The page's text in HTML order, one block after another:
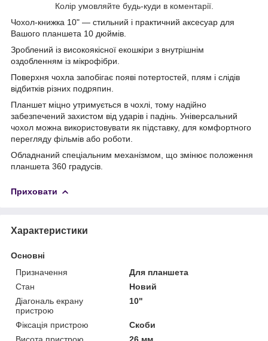
Колір умовляйте будь-куди в коментарії.
Чохол-книжка 10" — стильний і практичний аксесуар для
Вашого планшета 10 дюймів.
Зроблений із високоякісної екошкіри з внутрішнім
оздобленням із мікрофібри.
Поверхня чохла запобігає появі потертостей, плям і слідів
відбитків різних подряпин.
Планшет міцно утримується в чохлі, тому надійно
забезпечений захистом від ударів і падінь. Універсальний
чохол можна використовувати як підставку, для комфортного
перегляду фільмів або роботи.
Обладнаний спеціальним механізмом, що змінює положення
планшета 360 градусів.
Приховати
Характеристики
Основні
Призначення
Для планшета
Стан
Новий
Діагональ екрану
пристрою
10"
Фіксація пристрою
Скоби
Висота пристрою
26 мм